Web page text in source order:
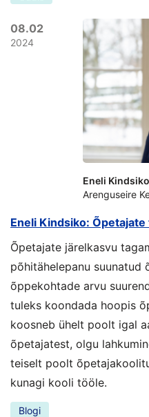
08.02
2024
Eneli Kindsiko:
Õpetajate järelkasvu
põhitähelepanu suunatud
õppekohtade arvu
tuleks koondada hoopis
koosneb ühelt poolt igal
õpetajatest, olgu
teiselt poolt
kunagi kooli tööle.
Blogi
Eneli
Arenguseire